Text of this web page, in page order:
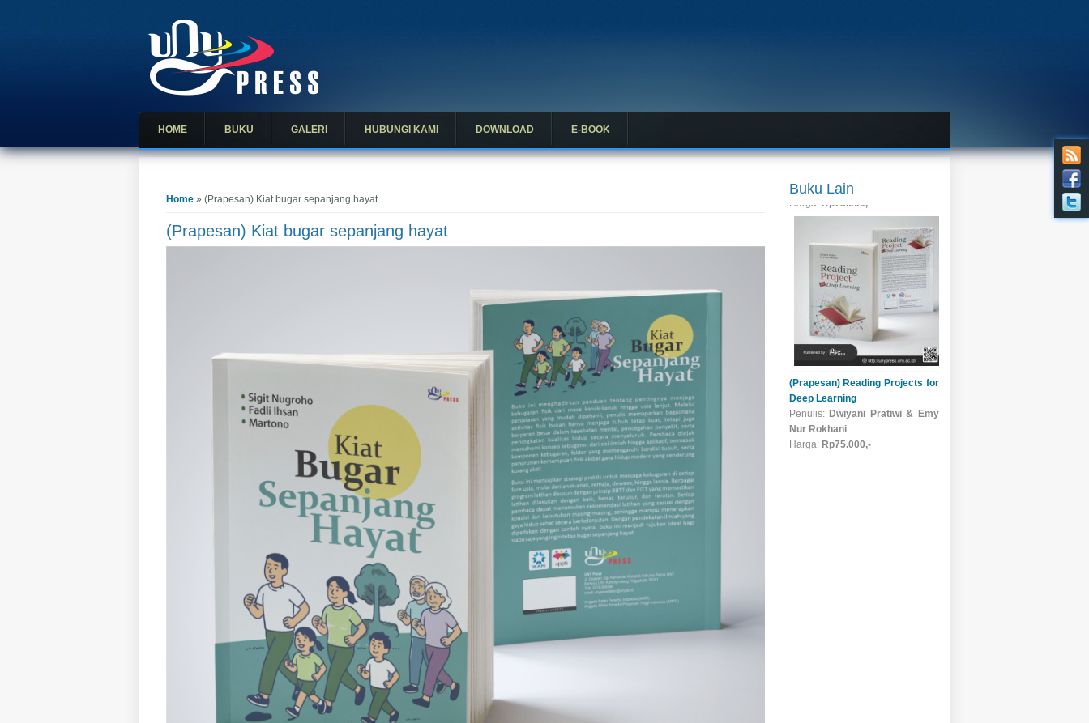
HOME BUKU GALERI HUBUNGI KAMI DOWNLOAD E-BOOK
Home » (Prapesan) Kiat bugar sepanjang hayat
(Prapesan) Kiat bugar sepanjang hayat
Buku Lain
(Prapesan) Reading Projects for
Deep Learning
Penulis:Dwiyani Pratiwi & Emy
Nur Rokhani
Harga: Rp75.000,-